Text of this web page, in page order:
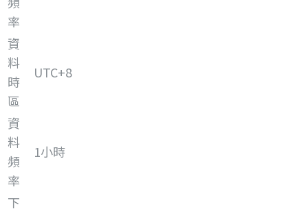
率
資
料
時
區
UTC+8
資
料
頻
率
1小時
下